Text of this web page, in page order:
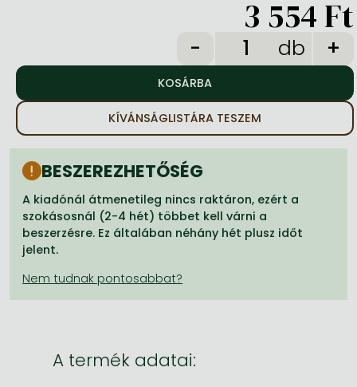
One-Punch Man manga
3 554 Ft
db
KÍVÁNSÁGLISTÁRA TESZEM
BESZEREZHETŐSÉG
A kiadónál átmenetileg nincs raktáron, ezért a
szokásosnál (2-4 hét) többet kell várni a
beszerzésre. Ez általában néhány hét plusz időt
jelent.
A termék adatai: